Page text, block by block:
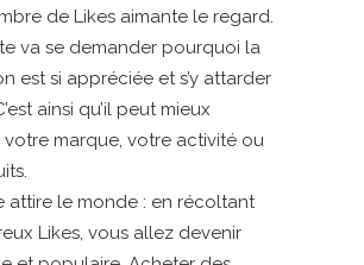
de Likes aimante le regard.
va se demander pourquoi la
est si appréciée et s’y attarder
ainsi qu’il peut mieux
marque, votre activité ou
attire le monde : en récoltant
Likes, vous allez devenir